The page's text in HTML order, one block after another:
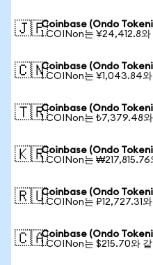
🇯🇵Coinbase (Ondo
1 COINon는 ¥24,412.8와
🇨🇳Coinbase (Ondo
1 COINon는 ¥1,043.84와
🇹🇷Coinbase (Ondo
1 COINon는 ₺7,379.48
🇰🇷Coinbase (Ondo
1 COINon는 ₩217,815.76
🇷🇺Coinbase (Ondo
1 COINon는 ₽12,727.31
🇨🇦Coinbase (Ondo
1 COINon는 $215.70와